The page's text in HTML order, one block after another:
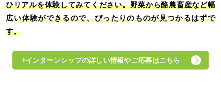
ひリアルを体験してみてください。野菜から酪農畜産など幅
広い体験ができるので、ぴったりのものが見つかるはずで
す。
インターンシップの詳しい情報やご応募はこちら